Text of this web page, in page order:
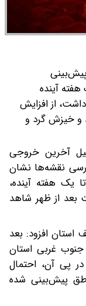
آینده
از افزایش
و خیزش گرد و
آخرین خروجی
نقشه‌ها نشان
(دوشنبه ۲۵ خرداد) تا یک هفته آینده،
بعد از ظهر شاهد
افزود: بعد
در مناطق جنوب غربی استان
پی آن، احتمال
پیش‌بینی شده